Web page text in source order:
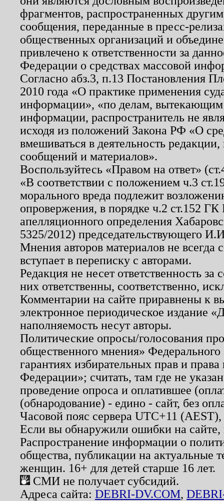
фрагментов, распространенных
сообщения, переданные в пресс-
общественных организаций и
привлечено к ответственности за
Федерации о средствах массовой
Согласно абз.3, п.13 Постановления
2010 года «О практике применения
информации», «по делам, вытекающим
информации, распространитель не
исходя из положений Закона РФ «О
вмешиваться в деятельность
сообщений и материалов».
Воспользуйтесь «Правом на ответ»
«В соответствии с положением ч.3
морального вреда подлежит
опровержения, в порядке ч.2 ст.152
апелляционного определения
5325/2012) председательствующего
Мнения авторов материалов не
вступает в переписку с авторами.
Редакция не несет ответственность
них ответственны, соответственно,
Комментарии на сайте приравнены к
электронное периодическое издание
наполняемость несут авторы.
Политические опросы/голосования
общественного мнения»
гарантиях избирательных прав и
Федерации»; считать, там где не
проведение опроса и оплатившее
(обнародование) - едино - сайт, без
Часовой пояс сервера UTC+11
Если вы обнаружили ошибки на
Распространение информации о
общества, публикации на актуальные
женщин. 16+ для детей старше 16 лет.
СМИ не получает субсидий.
Адреса сайта: DEBRI-DV.COM,